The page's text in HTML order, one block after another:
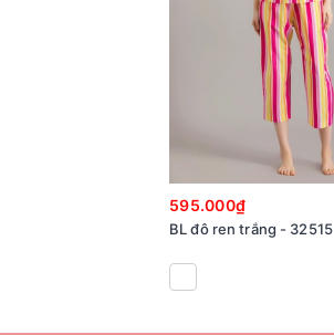
595.000₫
BL đô ren trắng - 32515